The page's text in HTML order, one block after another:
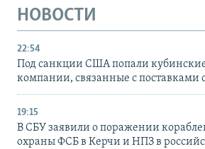
НОВОСТИ
22:54
Под санкции США попали
компании, связанные с поставками
19:15
В СБУ заявили о поражении
охраны ФСБ в Керчи и НПЗ в